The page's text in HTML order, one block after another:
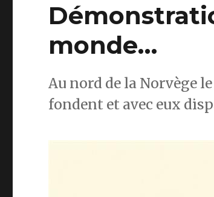
monde…
Au nord de la Norvège
fondent et avec eux